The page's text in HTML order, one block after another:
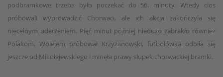
podbramkowe trzeba było poczekać do 56. minuty. Wtedy cios
próbowali wyprowadzić Chorwaci, ale ich akcja zakończyła się
niecelnym uderzeniem. Pięć minut później niedużo zabrakło również
Polakom. Wolejem próbował Krzyżanowski, futbolówka odbiła się
jeszcze od Mikołajewskiego i minęła prawy słupek chorwackiej bramki.